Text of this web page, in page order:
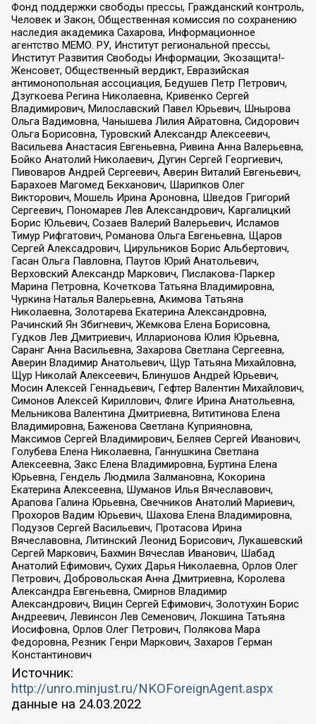
Фонд поддержки свободы прессы, Гражданский контроль,
Человек и Закон, Общественная комиссия по сохранению
наследия академика Сахарова, Информационное
агентство МЕМО. РУ, Институт региональной прессы,
Институт Развития Свободы Информации, Экозащита!-
Женсовет, Общественный вердикт, Евразийская
антимонопольная ассоциация, Бедушев Петр Петрович,
Дзугкоева Регина Николаевна, Кривенко Сергей
Владимирович, Милославский Павел Юрьевич, Шнырова
Ольга Вадимовна, Чанышева Лилия Айратовна, Сидорович
Ольга Борисовна, Туровский Александр Алексеевич,
Васильева Анастасия Евгеньевна, Ривина Анна Валерьевна,
Бойко Анатолий Николаевич, Дугин Сергей Георгиевич,
Пивоваров Андрей Сергеевич, Аверин Виталий Евгеньевич,
Барахоев Магомед Бекханович, Шарипков Олег
Викторович, Мошель Ирина Ароновна, Шведов Григорий
Сергеевич, Пономарев Лев Александрович, Каргалицкий
Борис Юльевич, Созаев Валерий Валерьевич, Исламов
Тимур Рифгатович, Романова Ольга Евгеньевна, Щаров
Сергей Алексадрович, Цирульников Борис Альбертович,
Гасан Ольга Павловна, Паутов Юрий Анатольевич,
Верховский Александр Маркович, Пислакова-Паркер
Марина Петровна, Кочеткова Татьяна Владимировна,
Чуркина Наталья Валерьевна, Акимова Татьяна
Николаевна, Золотарева Екатерина Александровна,
Рачинский Ян Збигневич, Жемкова Елена Борисовна,
Гудков Лев Дмитриевич, Илларионова Юлия Юрьевна,
Саранг Анна Васильевна, Захарова Светлана Сергеевна,
Аверин Владимир Анатольевич, Щур Татьяна Михайловна,
Щур Николай Алексеевич, Блинушов Андрей Юрьевич,
Мосин Алексей Геннадьевич, Гефтер Валентин Михайлович,
Симонов Алексей Кириллович, Флиге Ирина Анатольевна,
Мельникова Валентина Дмитриевна, Вититинова Елена
Владимировна, Баженова Светлана Куприяновна,
Максимов Сергей Владимирович, Беляев Сергей Иванович,
Голубева Елена Николаевна, Ганнушкина Светлана
Алексеевна, Закс Елена Владимировна, Буртина Елена
Юрьевна, Гендель Людмила Залмановна, Кокорина
Екатерина Алексеевна, Шуманов Илья Вячеславович,
Арапова Галина Юрьевна, Свечников Анатолий Мариевич,
Прохоров Вадим Юрьевич, Шахова Елена Владимировна,
Подузов Сергей Васильевич, Протасова Ирина
Вячеславовна, Литинский Леонид Борисович, Лукашевский
Сергей Маркович, Бахмин Вячеслав Иванович, Шабад
Анатолий Ефимович, Сухих Дарья Николаевна, Орлов Олег
Петрович, Добровольская Анна Дмитриевна, Королева
Александра Евгеньевна, Смирнов Владимир
Александрович, Вицин Сергей Ефимович, Золотухин Борис
Андреевич, Левинсон Лев Семенович, Локшина Татьяна
Иосифовна, Орлов Олег Петрович, Полякова Мара
Федоровна, Резник Генри Маркович, Захаров Герман
Константинович
Источник:
http://unro.minjust.ru/NKOForeignAgent.aspx
данные на 24.03.2022